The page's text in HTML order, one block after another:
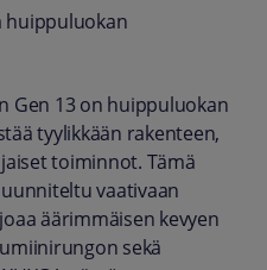
huippuluokan
Gen 13 on huippuluokan
tyylikkään rakenteen,
toiminnot. Tämä
vaativaan
äärimmäisen kevyen
sekä